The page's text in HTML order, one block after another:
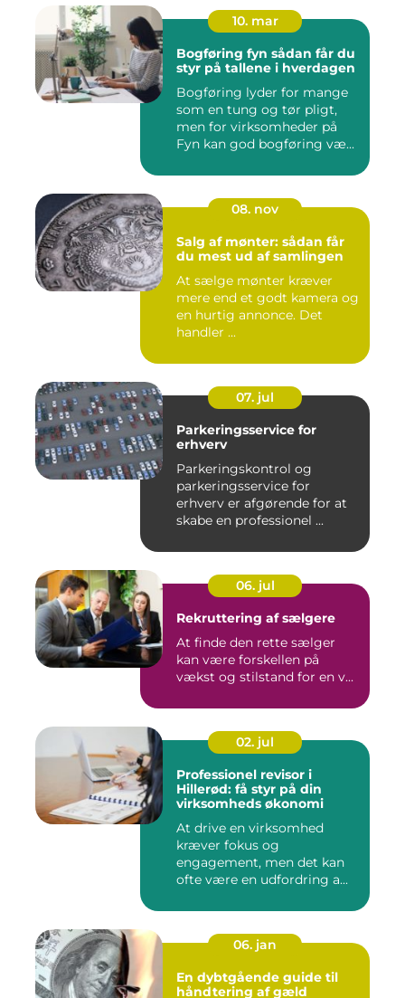
10. mar
Bogføring fyn sådan får du
styr på tallene i hverdagen
Bogføring lyder for mange
som en tung og tør pligt,
men for virksomheder på
Fyn kan god bogføring væ...
08. nov
Salg af mønter: sådan får
du mest ud af samlingen
At sælge mønter kræver
mere end et godt kamera og
en hurtig annonce. Det
handler ...
07. jul
Parkeringsservice for
erhverv
Parkeringskontrol og
parkeringsservice for
erhverv er afgørende for at
skabe en professionel ...
06. jul
Rekruttering af sælgere
At finde den rette sælger
kan være forskellen på
vækst og stilstand for en v...
02. jul
Professionel revisor i
Hillerød: få styr på din
virksomheds økonomi
At drive en virksomhed
kræver fokus og
engagement, men det kan
ofte være en udfordring a...
06. jan
En dybtgående guide til
håndtering af gæld